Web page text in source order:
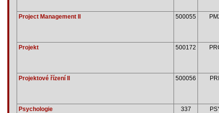
Project Management II 500055
Projekt 500172
Projektové řízení II 500056
Psychologie 337